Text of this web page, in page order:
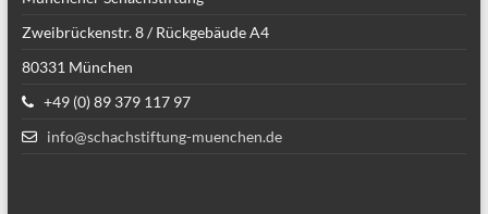
Zweibrückenstr. 8 / Rückgebäude A4
80331 München
+49 (0) 89 379 117 97
info@schachstiftung-muenchen.de